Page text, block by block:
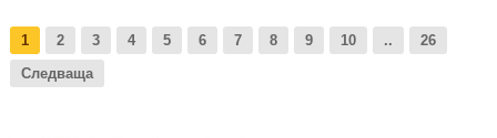
1 2 3 4 5 6 7 8 9 10 ..
26
Следваща